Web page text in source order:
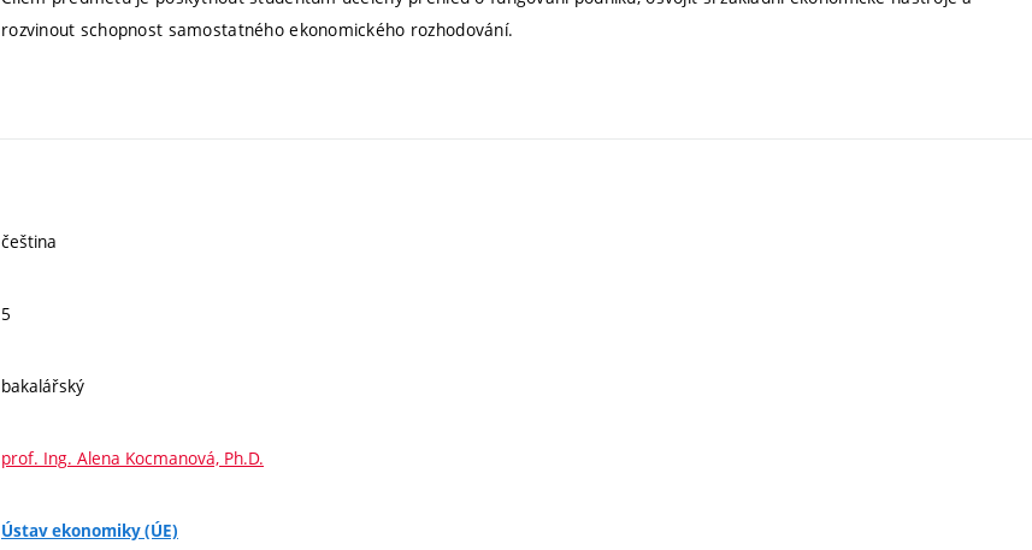
rozvinout schopnost samostatného ekonomického rozhodování.
čeština
5
bakalářský
prof. Ing. Alena Kocmanová, Ph.D.
Ústav ekonomiky (ÚE)